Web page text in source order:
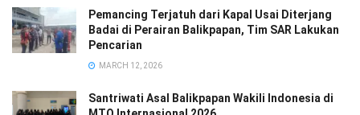
Pemancing Terjatuh dari Kapal Usai Diterjang
Badai di Perairan Balikpapan, Tim SAR Lakukan
Pencarian
MARCH 12, 2026
Santriwati Asal Balikpapan Wakili Indonesia di